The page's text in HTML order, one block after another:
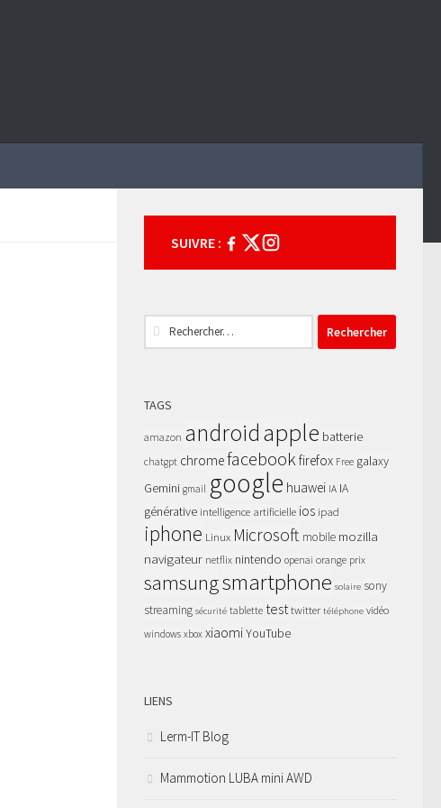
SUIVRE :
Rechercher :
TAGS
amazon androidapple batterie
chatgpt chromefacebookfirefox Free galaxy
Gemini gmail google huawei IA IA
générative intelligence artificielle ios ipad
iphone Linux Microsoft mobile mozilla
navigateur netflix nintendo openai orange prix
samsungsmartphone solaire sony
streaming sécurité tablette testtwitter téléphone vidéo
windows xbox xiaomiYouTube
LIENS
Lerm-IT Blog
Mammotion LUBA mini AWD